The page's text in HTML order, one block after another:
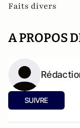
Faits divers
A PROPOS
SUIVRE